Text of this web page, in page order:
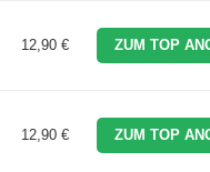
12,90 € ZUM TOP
12,90 € ZUM TOP